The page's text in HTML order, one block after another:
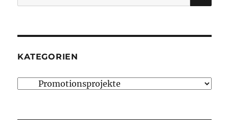
nach:
KATEGORIEN
Kategorien